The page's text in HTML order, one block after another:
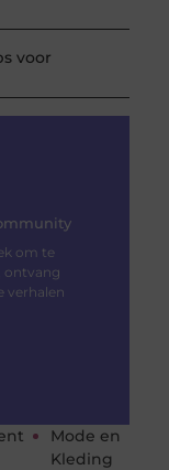
voor
Mode en
Kleding
om te
ontvang
verhalen